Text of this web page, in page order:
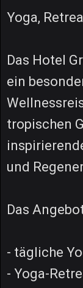
Yoga,
Das Hotel
ein
tropischen
und
Das
- tägliche
- Yoga-